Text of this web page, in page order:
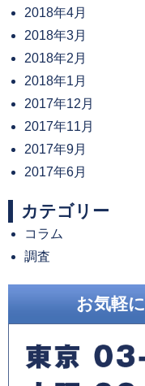
2018年4月
2018年3月
2018年2月
2018年1月
2017年12月
2017年11月
2017年9月
2017年6月
カテゴリー
コラム
調査
お気軽